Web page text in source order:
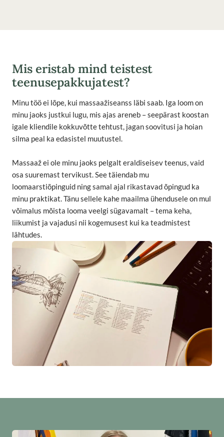
Mis eristab mind teistest
teenusepakkujatest?
Minu töö ei lõpe, kui massaažiseanss läbi saab. Iga loom on
minu jaoks justkui lugu, mis ajas areneb – seepärast koostan
igale kliendile kokkuvõtte tehtust, jagan soovitusi ja hoian
silma peal ka edasistel muutustel.
Massaaž ei ole minu jaoks pelgalt eraldiseisev teenus, vaid
osa suuremast tervikust. See täiendab mu
loomaarstiõpinguid ning samal ajal rikastavad õpingud ka
minu praktikat. Tänu sellele kahe maailma ühendusele on mul
võimalus mõista looma veelgi sügavamalt – tema keha,
liikumist ja vajadusi nii kogemusest kui ka teadmistest
lähtudes.